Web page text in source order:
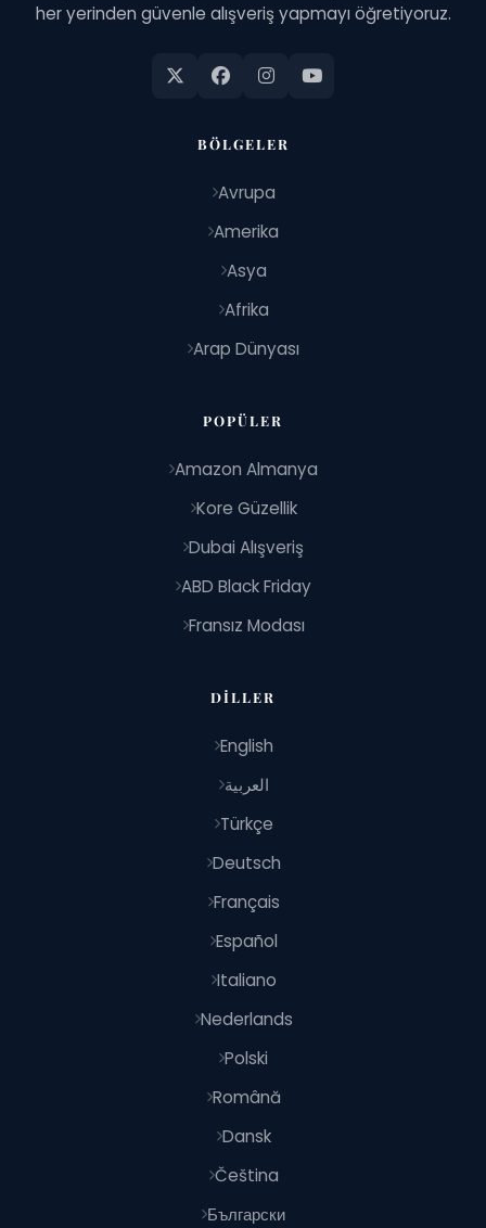
her yerinden güvenle alışveriş yapmayı öğretiyoruz.
BÖLGELER
Avrupa
Amerika
Asya
Afrika
Arap Dünyası
POPÜLER
Amazon Almanya
Kore Güzellik
Dubai Alışveriş
ABD Black Friday
Fransız Modası
DILLER
English
العربية
Türkçe
Deutsch
Français
Español
Italiano
Nederlands
Polski
Română
Dansk
Čeština
Български